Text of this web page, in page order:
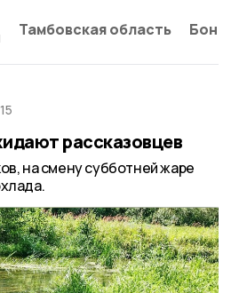
Тамбовская область
рассказовцев
на смену субботней жаре